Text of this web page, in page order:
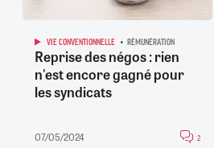
VIE CONVENTIONNELLE RÉMUNÉRATION
Reprise des négos : rien
n'est encore gagné pour
les syndicats
07/05/2024 2